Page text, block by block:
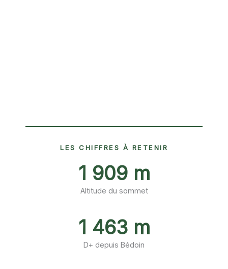
LES CHIFFRES À RETENIR
1 909 m
Altitude du sommet
1 463 m
D+ depuis Bédoin